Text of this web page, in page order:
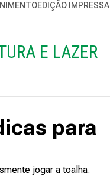
EDIÇÃO IMPRESSA
E LAZER
para
jogar a toalha.